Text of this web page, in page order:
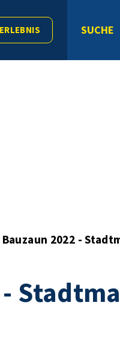
SUCHE
2022 -